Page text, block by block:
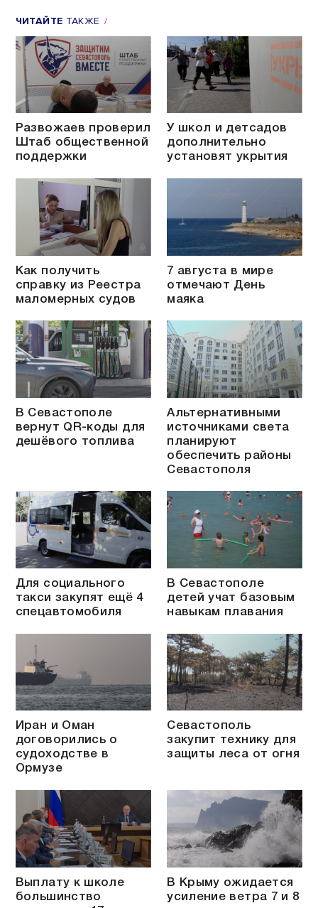
ЧИТАЙТЕ ТАКЖЕ
Развожаев проверил
Штаб общественной
поддержки
У школ и детсадов
дополнительно
установят укрытия
Как получить
справку из Реестра
маломерных судов
7 августа в мире
отмечают День
маяка
В Севастополе
вернут QR-коды для
дешёвого топлива
Альтернативными
источниками света
планируют
обеспечить районы
Севастополя
Для социального
такси закупят ещё 4
спецавтомобиля
В Севастополе
детей учат базовым
навыкам плавания
Иран и Оман
договорились о
судоходстве в
Ормузе
Севастополь
закупит технику для
защиты леса от огня
Выплату к школе
большинство
В Крыму ожидается
усиление ветра 7 и 8